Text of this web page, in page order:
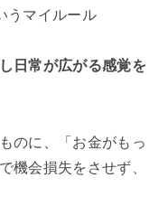
マイルール
日常が広がる感覚を
のに、「お金がもっ
機会損失をさせず、